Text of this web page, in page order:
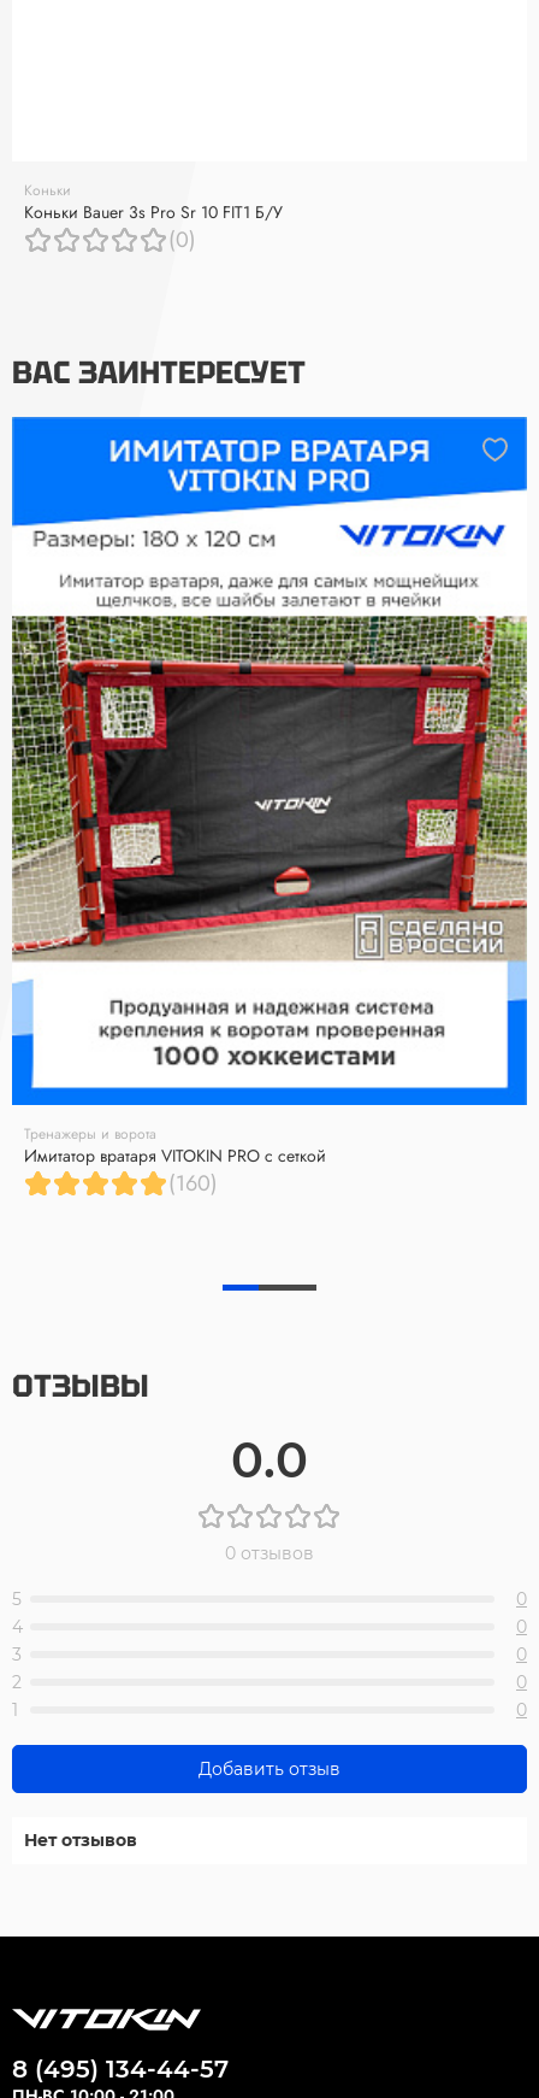
Коньки
Коньки Bauer 3s Pro Sr 10 FIT1 Б/У
(0)
ВАС ЗАИНТЕРЕСУЕТ
Тренажеры и ворота
Имитатор вратаря VITOKIN PRO с сеткой
(160)
ОТЗЫВЫ
0.0
0 отзывов
5
0
4
0
3
0
2
0
1
0
Добавить отзыв
Нет отзывов
8 (495) 134-44-57